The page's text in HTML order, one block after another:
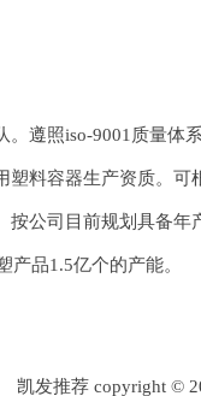
遵照iso-9001质量体
塑料容器生产资质。
按公司目前规划具备年
产品1.5亿个的产能。
凯发推荐 copyright ©